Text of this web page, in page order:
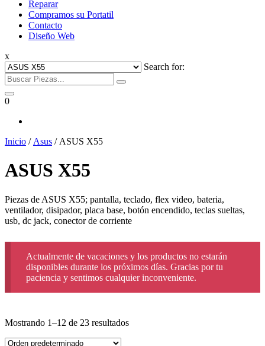
Reparar
Compramos su Portatil
Contacto
Diseño Web
x
Search for:
0
Inicio / Asus / ASUS X55
ASUS X55
Piezas de ASUS X55; pantalla, teclado, flex video, bateria,
ventilador, disipador, placa base, botón encendido, teclas sueltas,
usb, dc jack, conector de corriente
Actualmente de vacaciones y los productos no estarán
disponibles durante los próximos días. Gracias por tu
paciencia y sentimos cualquier inconveniente.
Mostrando 1–12 de 23 resultados